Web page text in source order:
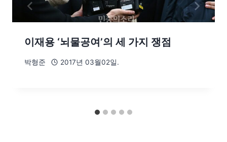
이재용 ‘뇌물공여’의 세 가지 쟁점
박형준 2017년 03월02일.